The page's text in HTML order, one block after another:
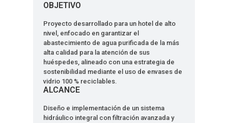
OBJETIVO
Proyecto desarrollado para un hotel de alto
nivel, enfocado en garantizar el
abastecimiento de agua purificada de la más
alta calidad para la atención de sus
huéspedes, alineado con una estrategia de
sostenibilidad mediante el uso de envases de
vidrio 100 % reciclables.
ALCANCE
Diseño e implementación de un sistema
hidráulico integral con filtración avanzada y